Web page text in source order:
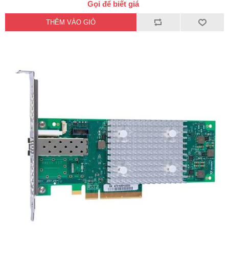
Gọi để biết giá